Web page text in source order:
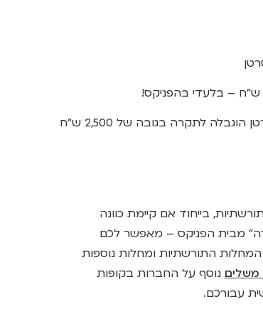
לתקרה בגובה של 2,500 ש”ח
בייחוד אם קיימת כוונה
מבית הפניקס – מאפשר לכם
התורשתיות ומחלות נוספות
משלים נוסף על החברות בקופות
עבורכם.